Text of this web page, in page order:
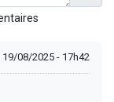
19/08/2025 - 17h42